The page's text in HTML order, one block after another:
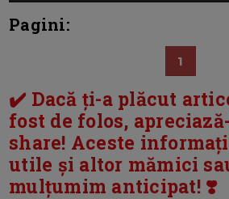
Pagini:
1
✔️ Dacă ți-a plăcut
fost de folos,
share! Aceste
utile și altor mămici
mulțumim anticipat! ❣️